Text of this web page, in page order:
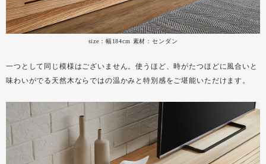
size：幅184cm 素材：センダン
一つとして同じ模様はございません。使うほど、時がたつほどに風合いと
味わいがでる天然木ならではの温かみと特別感をご堪能いただけます。